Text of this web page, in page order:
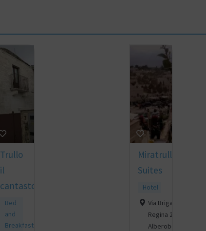
Trullo
il
cantastorie
Bed
and
Breakfast
Miratrulli
Suites
Hotel
Via Brigata
Regina 29A,
Alberobello